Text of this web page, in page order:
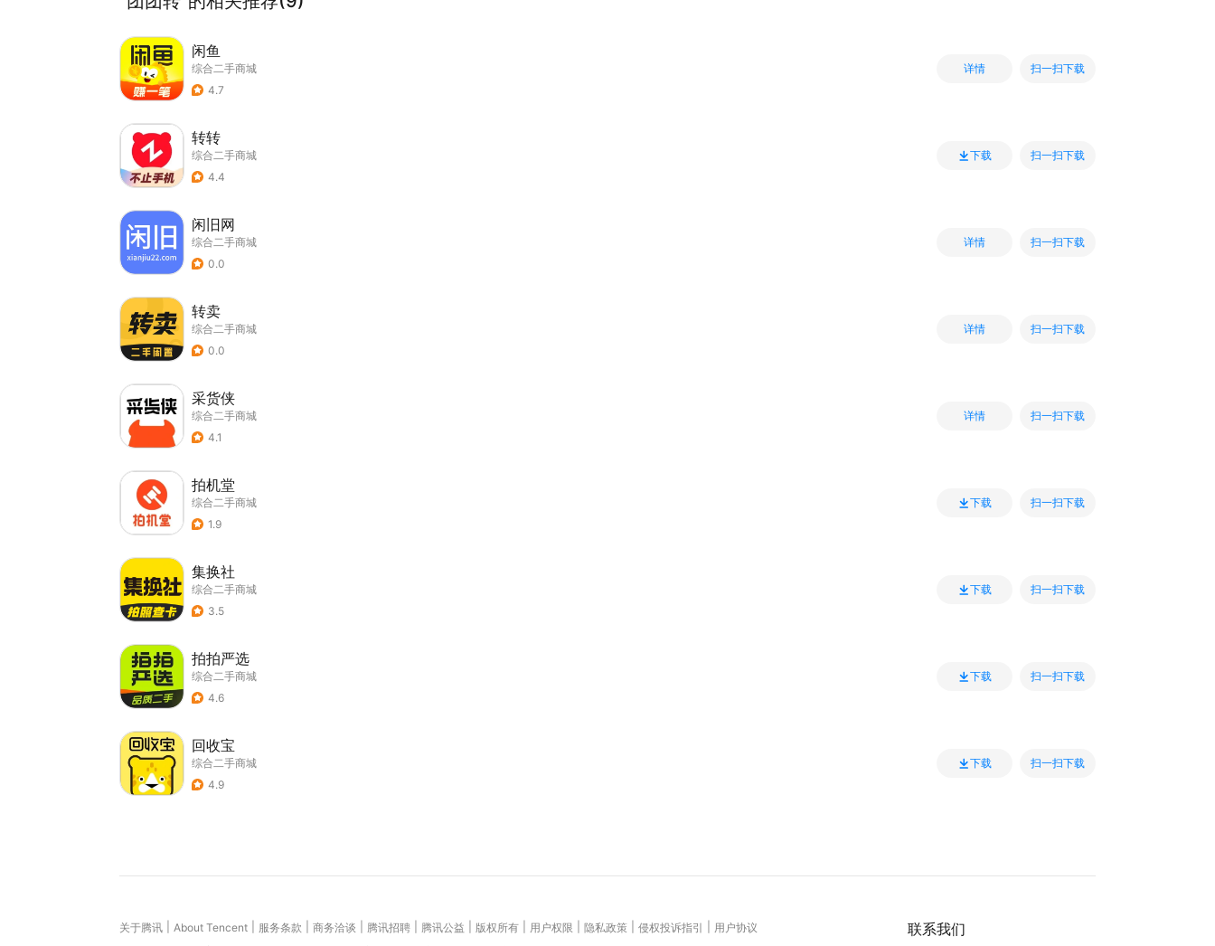
闲鱼
综合二手商城
4.7
详情 扫一扫下载
转转
综合二手商城
4.4
下载 扫一扫下载
闲旧网
综合二手商城
0.0
详情 扫一扫下载
转卖
综合二手商城
0.0
详情 扫一扫下载
采货侠
综合二手商城
4.1
详情 扫一扫下载
拍机堂
综合二手商城
1.9
下载 扫一扫下载
集换社
综合二手商城
3.5
下载 扫一扫下载
拍拍严选
综合二手商城
4.6
下载 扫一扫下载
回收宝
综合二手商城
4.9
下载 扫一扫下载
联系我们
关于腾讯 About Tencent 服务条款 商务洽谈 腾讯招聘 腾讯公益 版权所有 用户权限 隐私政策 侵权投诉指引
用户协议